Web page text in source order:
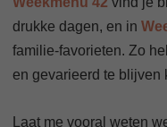
drukke dagen, en in
familie-favorieten. Zo
en gevarieerd te blijven
Laat me vooral weten